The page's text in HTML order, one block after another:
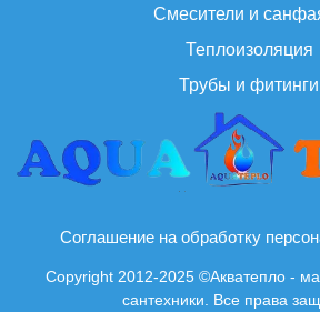
Смесители и
Теплоизоляция
Трубы и фитинги
Соглашение на обработку
Copyright 2012-2025 ©Акватепло -
сантехники. Все права